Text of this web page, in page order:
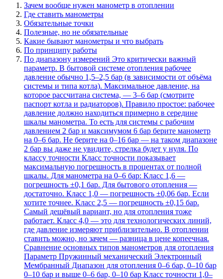
Зачем вообще нужен манометр в отоплении
Где ставить манометры
Обязательные точки
Полезные, но не обязательные
Какие бывают манометры и что выбрать
По принципу работы
По диапазону измерений Это критически важный
параметр. В бытовой системе отопления рабочее
давление обычно 1,5–2,5 бар (в зависимости от объёма
системы и типа котла). Максимальное давление, на
которое рассчитана система, — 3–6 бар (смотрите
паспорт котла и радиаторов). Правило простое: рабочее
давление должно находиться примерно в середине
шкалы манометра. То есть для системы с рабочим
давлением 2 бар и максимумом 6 бар берите манометр
на 0–6 бар. Не берите на 0–16 бар — на таком диапазоне
2 бар вы даже не увидите, стрелка будет у нуля. По
классу точности Класс точности показывает
максимальную погрешность в процентах от полной
шкалы. Для манометра на 0–6 бар: Класс 1,6 —
погрешность ±0,1 бар. Для бытового отопления —
достаточно. Класс 1,0 — погрешность ±0,06 бар. Если
хотите точнее. Класс 2,5 — погрешность ±0,15 бар.
Самый дешёвый вариант, но для отопления тоже
работает. Класс 4,0 — это для технологических линий,
где давление измеряют приблизительно. В отоплении
ставить можно, но зачем — разница в цене копеечная.
Сравнение основных типов манометров для отопления
Параметр Пружинный механический Электронный
Мембранный Диапазон для отопления 0–6 бар, 0–10 бар
0–10 бар и выше 0–6 бар, 0–10 бар Класс точности 1,0–